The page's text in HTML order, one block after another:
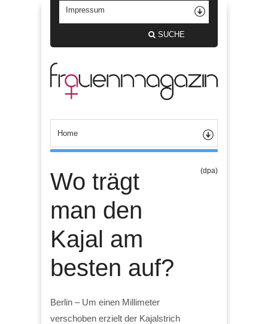
SUCHE
Wo trägt
man den
Kajal am
besten auf?
(dpa)
Berlin – Um einen Millimeter
verschoben erzielt der Kajalstrich